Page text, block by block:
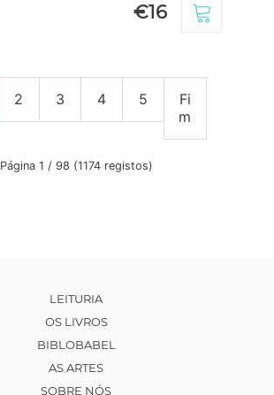
€16
2 3 4 5
Fi
m
Página 1 / 98 (1174 registos)
LEITURIA
OS LIVROS
BIBLOBABEL
AS ARTES
SOBRE NÓS